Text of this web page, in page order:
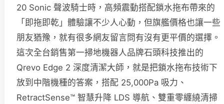
20 Sonic 聲波騎士時，高頻震動搭配鎖水拖布帶來的
「即拖即乾」體驗讓不少人心動，但旗艦價格也讓一些
朋友猶豫，就有很多網友留言問有沒有更平價的選擇。
這次全台銷售第一掃地機器人品牌石頭科技推出的
Qrevo Edge 2 深度清潔大師，就是把鎖水拖布技術下
放到中階機種的答案，搭配 25,000Pa 吸力、
RetractSense™ 智慧升降 LDS 導航、雙重零纏繞清掃